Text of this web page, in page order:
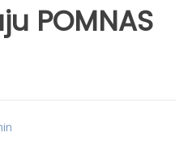
POMNAS